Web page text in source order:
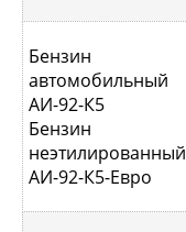
Бензин
автомобильный
АИ-92-К5
Бензин
неэтилированный
АИ-92-К5-Евро